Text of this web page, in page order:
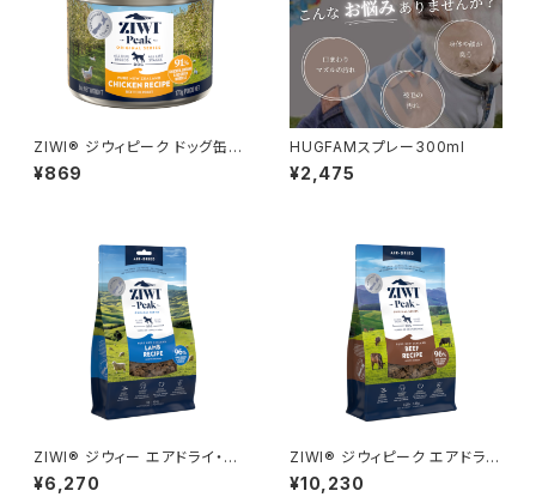
ZIWI® ジウィピーク ドッグ缶
フリーレンジチキン 170ｇ
¥869
HUGFAMスプレー300ml
¥2,475
ZIWI® ジウィー エアドライ・ド
ッグフード ラム 454g
¥6,270
ZIWI® ジウィピーク エアドラ
イ・ドッグフード グラスフェッドビ
ーフ1kg
¥10,230